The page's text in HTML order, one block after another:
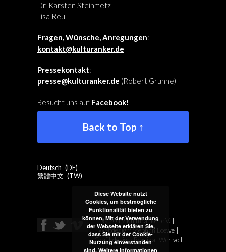
Dr. Karsten Steinmetz
Lisa Reul
Fragen, Wünsche, Anregungen:
kontakt@kulturanker.de
Pressekontakt:
presse@kulturanker.de (Robert Gruhne)
Besucht uns auf Facebook!
Back to Top ↑
Deutsch
DE
繁體中文
TW
© 2019 Kulturanker e.V. |
Webdesign: Stephan Loewe |
Grafikdesign:Prädikat Wertvoll
Diese Website nutzt
Cookies, um bestmögliche
Funktionalität bieten zu
können. Mit der Verwendung
der Webseite erklären Sie,
dass Sie mit der Cookie-
Nutzung einverstanden
sind. Weitere Informationen